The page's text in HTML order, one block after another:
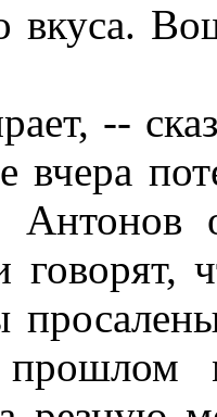
вкуса.
--
вчера
Антонов
говорят,